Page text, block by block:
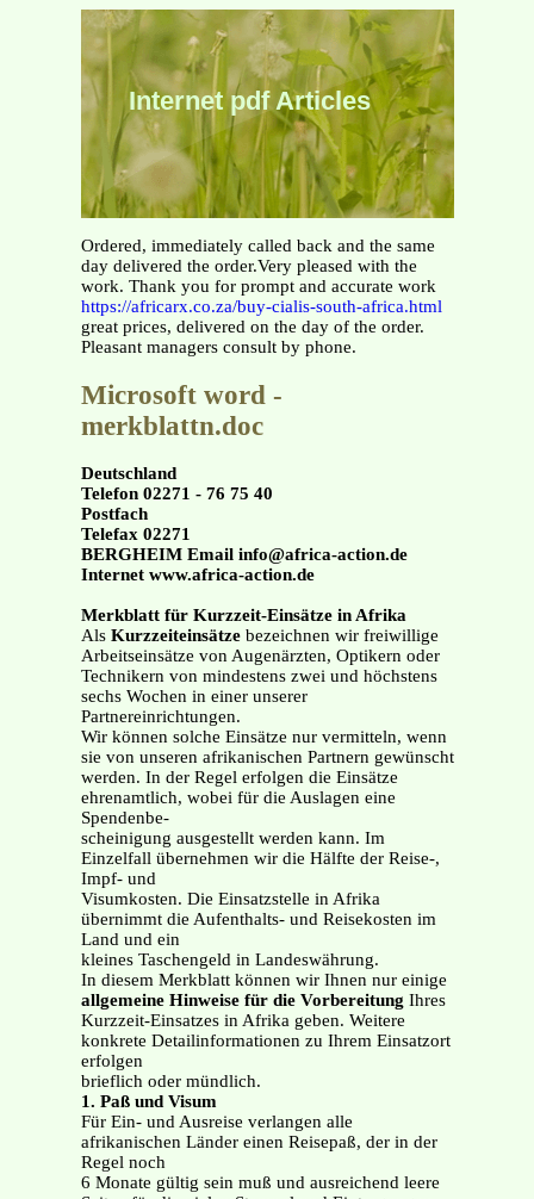
Internet pdf Articles
Ordered, immediately called back and the same
day delivered the order.Very pleased with the
work. Thank you for prompt and accurate work
https://africarx.co.za/buy-cialis-south-africa.html
great prices, delivered on the day of the order.
Pleasant managers consult by phone.
Microsoft word -
merkblattn.doc
Deutschland
Telefon 02271 - 76 75 40
Postfach
Telefax 02271
BERGHEIM Email info@africa-action.de
Internet www.africa-action.de
Merkblatt für Kurzzeit-Einsätze in Afrika
Als Kurzzeiteinsätzebezeichnen wir freiwillige
Arbeitseinsätze von Augenärzten, Optikern oder
Technikern von mindestens zwei und höchstens
sechs Wochen in einer unserer
Partnereinrichtungen.
Wir können solche Einsätze nur vermitteln, wenn
sie von unseren afrikanischen Partnern gewünscht
werden. In der Regel erfolgen die Einsätze
ehrenamtlich, wobei für die Auslagen eine
Spendenbe-
scheinigung ausgestellt werden kann. Im
Einzelfall übernehmen wir die Hälfte der Reise-,
Impf- und
Visumkosten. Die Einsatzstelle in Afrika
übernimmt die Aufenthalts- und Reisekosten im
Land und ein
kleines Taschengeld in Landeswährung.
In diesem Merkblatt können wir Ihnen nur einige
allgemeine Hinweise für die Vorbereitung Ihres
Kurzzeit-Einsatzes in Afrika geben. Weitere
konkrete Detailinformationen zu Ihrem Einsatzort
erfolgen
brieflich oder mündlich.
1. Paß und Visum
Für Ein- und Ausreise verlangen alle
afrikanischen Länder einen Reisepaß, der in der
Regel noch
6 Monate gültig sein muß und ausreichend leere